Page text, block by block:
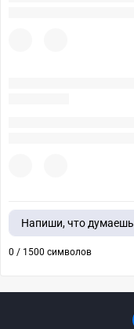
Напиши, что думаешь
0 / 1500 символов